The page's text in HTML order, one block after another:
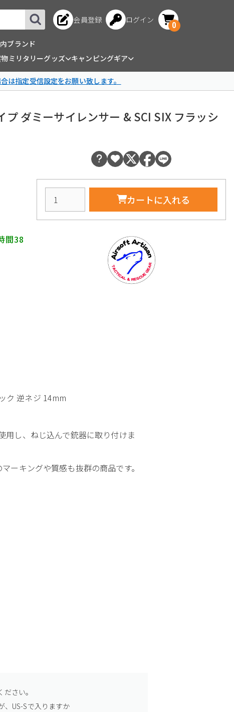
会員登録 ログイン
0
ブランド
ミリタリーグッズ キャンピングギア
は指定受信設定をお願い致します。
ダミーサイレンサー & SCI SIX フラッシ
間38
カートに入れる
ク 逆ネジ 14mm
用し、ねじ込んで銃器に取り付けま
ーキングや質感も抜群の商品です。
さい。
、US-Sで入りますか